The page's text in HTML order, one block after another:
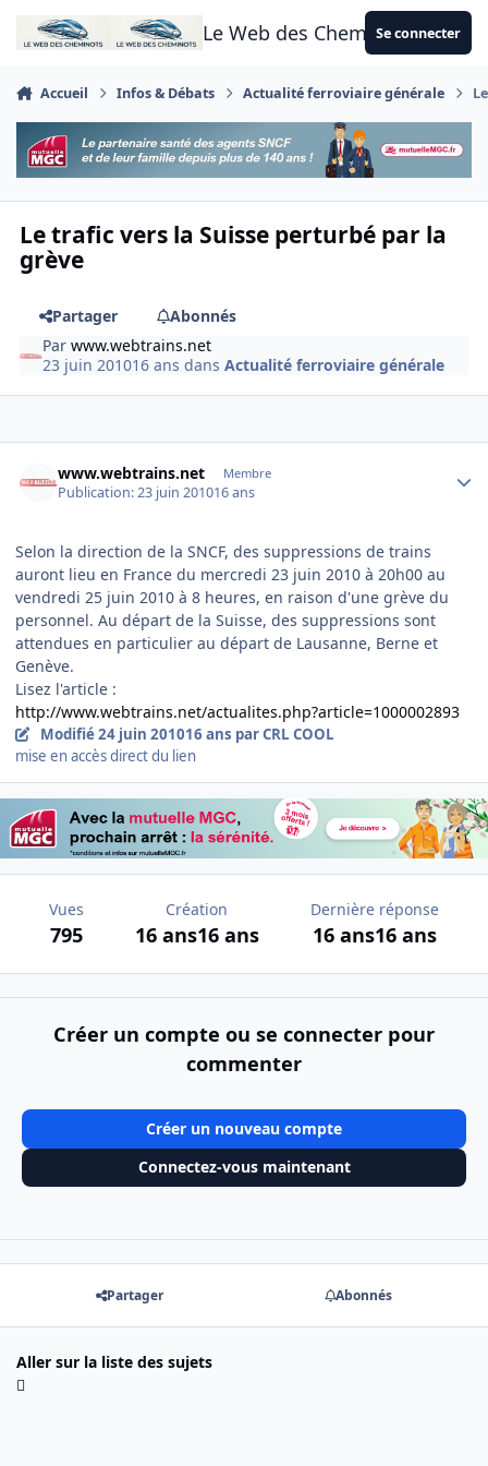
Aller au contenu
Le Web des CheminotsSe connecter
Accueil Infos & Débats Actualité ferroviaire générale
Le trafic vers la Suisse perturbé par la
grève
Partager
Abonnés
Parwww.webtrains.net
23 juin 201016 ans dansActualité ferroviaire générale
www.webtrains.net Membre
Publication:23 juin 201016 ans
Selon la direction de la SNCF, des suppressions de trains
auront lieu en France du mercredi 23 juin 2010 à 20h00 au
vendredi 25 juin 2010 à 8 heures, en raison d'une grève du
personnel. Au départ de la Suisse, des suppressions sont
attendues en particulier au départ de Lausanne, Berne et
Genève.
Lisez l'article :
http://www.webtrains.net/actualites.php?article=1000002893
Modifié24 juin 201016 ans par CRL COOL
mise en accès direct du lien
Vues
795
Création
16 ans16 ans
Dernière réponse
16 ans16 ans
Créer un compte ou se connecter pour
commenter
Créer un nouveau compte
Connectez-vous maintenant
Partager Abonnés
Aller sur la liste des sujets